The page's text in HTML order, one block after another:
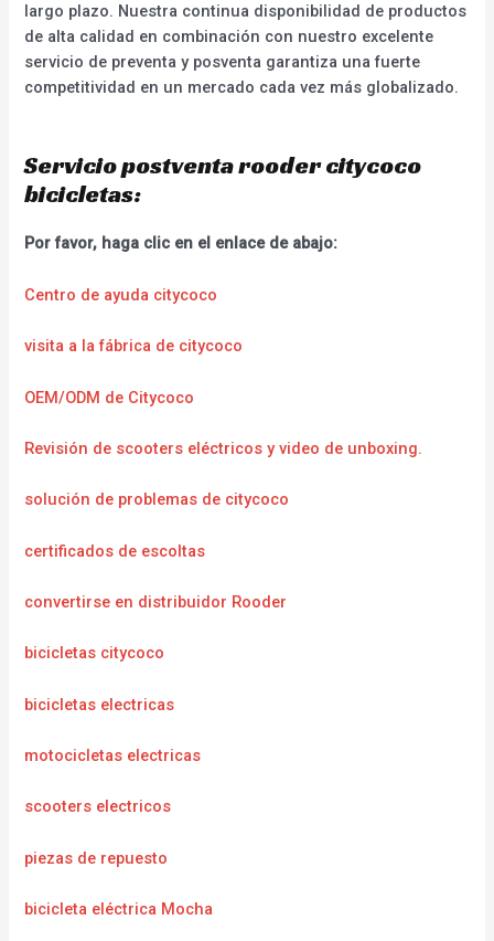
largo plazo. Nuestra continua disponibilidad de productos
de alta calidad en combinación con nuestro excelente
servicio de preventa y posventa garantiza una fuerte
competitividad en un mercado cada vez más globalizado.
Servicio postventa rooder citycoco
bicicletas:
Por favor, haga clic en el enlace de abajo:
Centro de ayuda citycoco
visita a la fábrica de citycoco
OEM/ODM de Citycoco
Revisión de scooters eléctricos y video de unboxing.
solución de problemas de citycoco
certificados de escoltas
convertirse en distribuidor Rooder
bicicletas citycoco
bicicletas electricas
motocicletas electricas
scooters electricos
piezas de repuesto
bicicleta eléctrica Mocha